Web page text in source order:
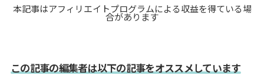
本記事はアフィリエイトプログラムによる収益を得ている場
合があります
この記事の編集者は以下の記事をオススメしています